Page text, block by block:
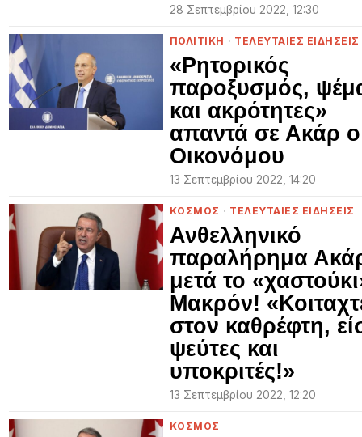
28 Σεπτεμβρίου 2022, 12:30
ΠΟΛΙΤΙΚΗ · ΤΕΛΕΥΤΑΙΕΣ ΕΙΔΗΣΕΙΣ
«Ρητορικός
παροξυσμός,
και ακρότητες»
απαντά σε Ακάρ ο
Οικονόμου
13 Σεπτεμβρίου 2022, 14:20
ΚΟΣΜΟΣ · ΤΕΛΕΥΤΑΙΕΣ ΕΙΔΗΣΕΙΣ
Ανθελληνικό
παραλήρημα
μετά το
Μακρόν!
στον καθρέφτη,
ψεύτες και
υποκριτές!»
13 Σεπτεμβρίου 2022, 12:20
ΚΟΣΜΟΣ